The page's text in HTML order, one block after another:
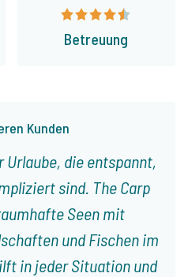
Kunden
die entspannt,
sind. The Carp
Seen mit
und Fischen im
in jeder Situation und
Betreuung